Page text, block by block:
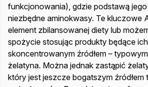
funkcjonowania), gdzie podstawą
niezbędne aminokwasy. Te kluczowe
element zbilansowanej diety lub
spożycie stosując produkty będące ich
skoncentrowanym źródłem –
żelatyna. Można jednak zastąpić
który jest jeszcze bogatszym źródłem